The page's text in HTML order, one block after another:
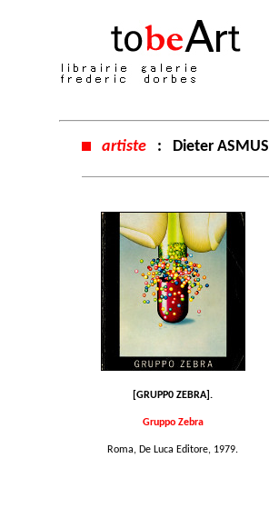
artiste : Dieter ASMUS
[GRUPP0 ZEBRA].
Gruppo Zebra
Roma, De Luca Editore, 1979.